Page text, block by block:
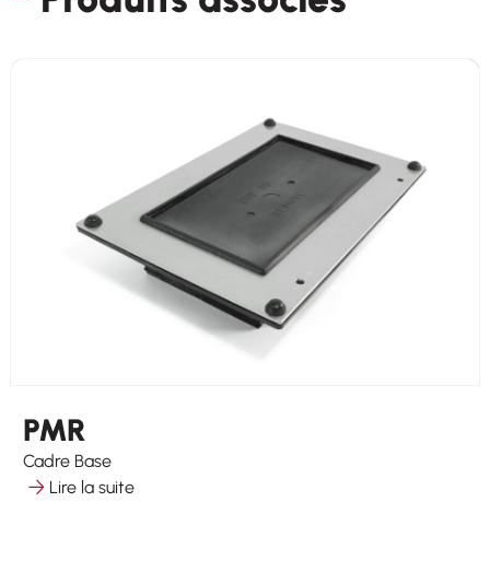
PMR
Cadre Base
Lire la suite